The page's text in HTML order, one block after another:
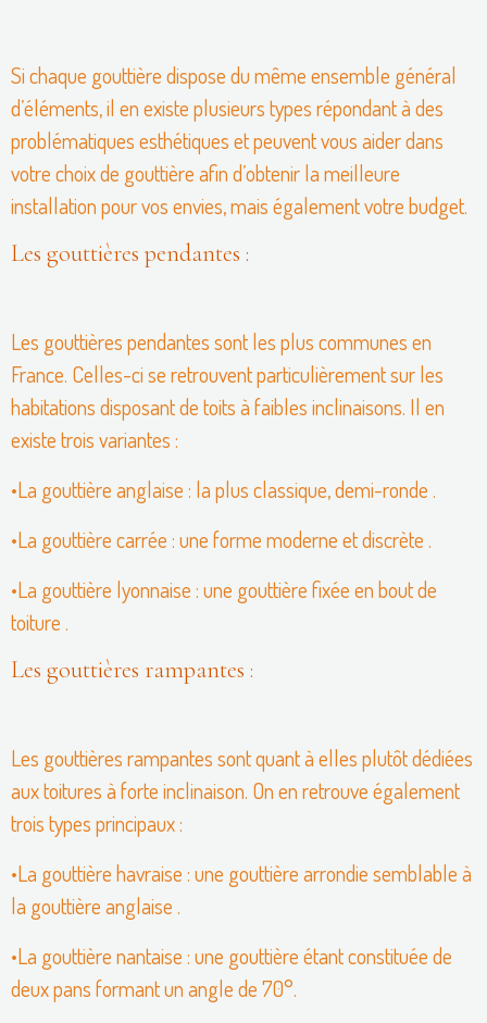
Si chaque gouttière dispose du même ensemble général
d’éléments, il en existe plusieurs types répondant à des
problématiques esthétiques et peuvent vous aider dans
votre choix de gouttière afin d’obtenir la meilleure
installation pour vos envies, mais également votre budget.
Les gouttières pendantes :
Les gouttières pendantes sont les plus communes en
France. Celles-ci se retrouvent particulièrement sur les
habitations disposant de toits à faibles inclinaisons. Il en
existe trois variantes :
•La gouttière anglaise : la plus classique, demi-ronde .
•La gouttière carrée : une forme moderne et discrète .
•La gouttière lyonnaise : une gouttière fixée en bout de
toiture .
Les gouttières rampantes :
Les gouttières rampantes sont quant à elles plutôt dédiées
aux toitures à forte inclinaison. On en retrouve également
trois types principaux :
•La gouttière havraise : une gouttière arrondie semblable à
la gouttière anglaise .
•La gouttière nantaise : une gouttière étant constituée de
deux pans formant un angle de 70°.